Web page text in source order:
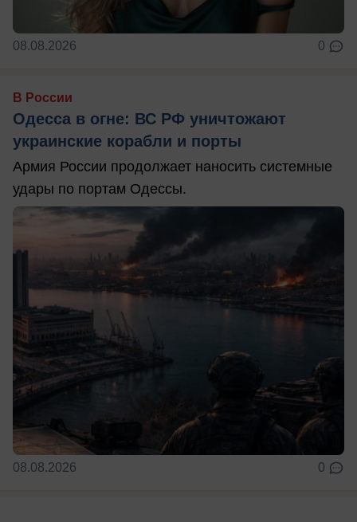
08.08.2026 0
В России
Одесса в огне: ВС РФ уничтожают
украинские корабли и порты
Армия России продолжает наносить системные
удары по портам Одессы.
08.08.2026 0